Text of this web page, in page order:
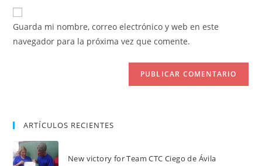
para
comentar
electrónico
para
comentar
URL
de
Guarda mi nombre, correo electrónico y web en este
navegador para la próxima vez que comente.
ARTÍCULOS RECIENTES
New victory for Team CTC Ciego de Ávila